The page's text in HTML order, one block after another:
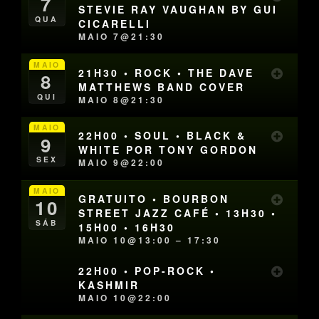
QUA
STEVIE RAY VAUGHAN BY GUI
CICARELLI
MAIO 7@21:30
MAIO
8
QUI
21H30 • ROCK • THE DAVE
MATTHEWS BAND COVER
MAIO 8@21:30
MAIO
9
SEX
22H00 • SOUL • BLACK &
WHITE POR TONY GORDON
MAIO 9@22:00
MAIO
10
SÁB
GRATUITO • BOURBON
STREET JAZZ CAFÉ • 13H30 •
15H00 • 16H30
MAIO 10@13:00 – 17:30
22H00 • POP-ROCK •
KASHMIR
MAIO 10@22:00